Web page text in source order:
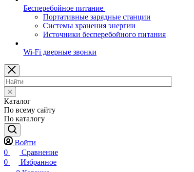
Бесперебойное питание
Портативные зарядные станции
Системы хранения энергии
Источники бесперебойного питания
Wi-Fi дверные звонки
Каталог
По всему сайту
По каталогу
Войти
0
Сравнение
0
Избранное